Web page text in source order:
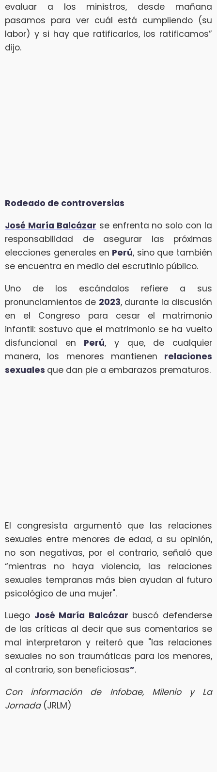
evaluar a los ministros, desde mañana
pasamos para ver cuál está cumpliendo (su
labor) y si hay que ratificarlos, los ratificamos”
dijo.
Rodeado de controversias
José María Balcázar se enfrenta no solo con la
responsabilidad de asegurar las próximas
elecciones generales en Perú, sino que también
se encuentra en medio del escrutinio público.
Uno de los escándalos refiere a sus
pronunciamientos de 2023, durante la discusión
en el Congreso para cesar el matrimonio
infantil: sostuvo que el matrimonio se ha vuelto
disfuncional en Perú, y que, de cualquier
manera, los menores mantienen relaciones
sexuales que dan pie a embarazos prematuros.
El congresista argumentó que las relaciones
sexuales entre menores de edad, a su opinión,
no son negativas, por el contrario, señaló que
“mientras no haya violencia, las relaciones
sexuales tempranas más bien ayudan al futuro
psicológico de una mujer".
Luego José María Balcázar buscó defenderse
de las críticas al decir que sus comentarios se
mal interpretaron y reiteró que "las relaciones
sexuales no son traumáticas para los menores,
al contrario, son beneficiosas”.
Con información de Infobae, Milenio y La
Jornada (JRLM)